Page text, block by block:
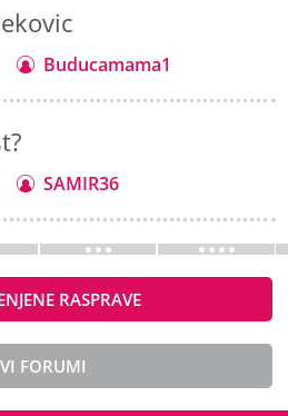
Buducamama1
SAMIR36
RASPRAVE
FORUMI